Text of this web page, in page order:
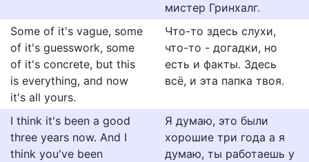
мистер Гринхалг.
Some of it's vague, some
of it's guesswork, some
of it's concrete, but this
is everything, and now
it's all yours.
Что-то здесь слухи,
что-то - догадки, но
есть и факты. Здесь
всё, и эта папка твоя.
I think it's been a good
three years now. And I
think you've been
Я думаю, это были
хорошие три года а я
думаю, ты работаешь у